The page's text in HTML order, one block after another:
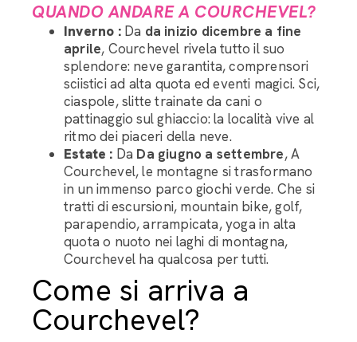
QUANDO ANDARE A COURCHEVEL?
Inverno : Da da inizio dicembre a fine
aprile, Courchevel rivela tutto il suo
splendore: neve garantita, comprensori
sciistici ad alta quota ed eventi magici. Sci,
ciaspole, slitte trainate da cani o
pattinaggio sul ghiaccio: la località vive al
ritmo dei piaceri della neve.
Estate : Da Da giugno a settembre, A
Courchevel, le montagne si trasformano
in un immenso parco giochi verde. Che si
tratti di escursioni, mountain bike, golf,
parapendio, arrampicata, yoga in alta
quota o nuoto nei laghi di montagna,
Courchevel ha qualcosa per tutti.
Come si arriva a
Courchevel?